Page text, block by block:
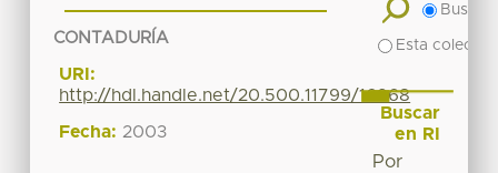
CONTADURÍA
URI:
http://hdl.handle.net/20.500.11799/16968
Fecha: 2003
Buscar
Esta
Buscar
en RI
Por